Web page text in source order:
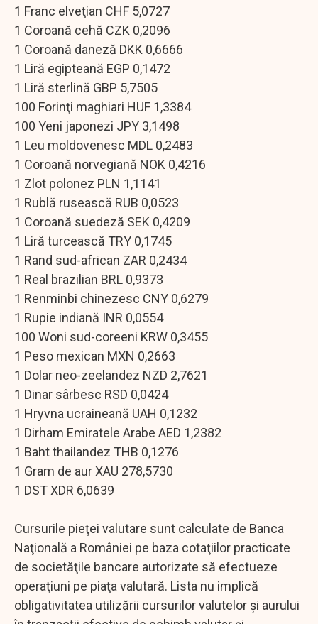
1 Franc elveţian CHF 5,0727
1 Coroană cehă CZK 0,2096
1 Coroană daneză DKK 0,6666
1 Liră egipteană EGP 0,1472
1 Liră sterlină GBP 5,7505
100 Forinţi maghiari HUF 1,3384
100 Yeni japonezi JPY 3,1498
1 Leu moldovenesc MDL 0,2483
1 Coroană norvegiană NOK 0,4216
1 Zlot polonez PLN 1,1141
1 Rublă rusească RUB 0,0523
1 Coroană suedeză SEK 0,4209
1 Liră turcească TRY 0,1745
1 Rand sud-african ZAR 0,2434
1 Real brazilian BRL 0,9373
1 Renminbi chinezesc CNY 0,6279
1 Rupie indiană INR 0,0554
100 Woni sud-coreeni KRW 0,3455
1 Peso mexican MXN 0,2663
1 Dolar neo-zeelandez NZD 2,7621
1 Dinar sârbesc RSD 0,0424
1 Hryvna ucraineană UAH 0,1232
1 Dirham Emiratele Arabe AED 1,2382
1 Baht thailandez THB 0,1276
1 Gram de aur XAU 278,5730
1 DST XDR 6,0639
Cursurile pieţei valutare sunt calculate de Banca
Naţională a României pe baza cotaţiilor practicate
de societăţile bancare autorizate să efectueze
operaţiuni pe piaţa valutară. Lista nu implică
obligativitatea utilizării cursurilor valutelor şi aurului